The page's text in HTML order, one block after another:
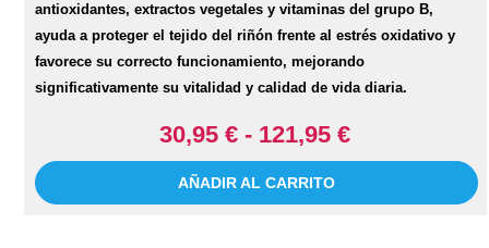
antioxidantes, extractos vegetales y vitaminas del grupo B,
ayuda a proteger el tejido del riñón frente al estrés oxidativo y
favorece su correcto funcionamiento, mejorando
significativamente su vitalidad y calidad de vida diaria.
30,95 € - 121,95 €
AÑADIR AL CARRITO